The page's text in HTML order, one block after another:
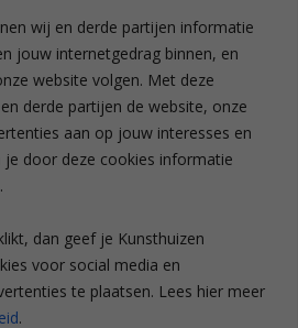
wij en derde partijen informatie
jouw internetgedrag binnen, en
website volgen. Met deze
derde partijen de website, onze
aan op jouw interesses en
je door deze cookies informatie
dan geef je Kunsthuizen
voor social media en
te plaatsen. Lees hier meer
.